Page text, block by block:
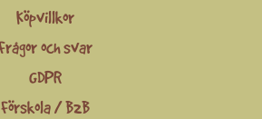
Köpvillkor
och svar
GDPR
Förskola / B2B